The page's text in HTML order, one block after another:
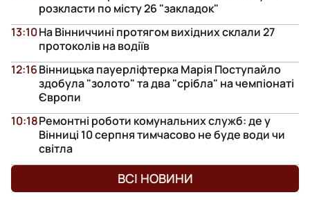
розкласти по місту 26 "закладок"
На Вінниччині протягом вихідних склали 27
протоколів на водіїв
13:10
Вінницька пауерліфтерка Марія Поступайло
здобула "золото" та два "срібла" на чемпіонаті
Європи
12:16
Ремонтні роботи комунальних служб: де у
Вінниці 10 серпня тимчасово не буде води чи
світла
10:18
ВСІ НОВИНИ